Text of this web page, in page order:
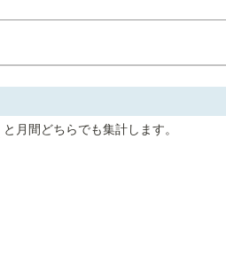
と月間どちらでも集計します。